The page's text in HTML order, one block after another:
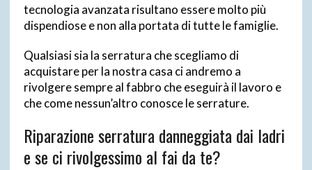
tecnologia avanzata risultano essere molto più
dispendiose e non alla portata di tutte le famiglie.
Qualsiasi sia la serratura che scegliamo di
acquistare per la nostra casa ci andremo a
rivolgere sempre al fabbro che eseguirà il lavoro e
che come nessun’altro conosce le serrature.
Riparazione serratura danneggiata dai ladri
e se ci rivolgessimo al fai da te?